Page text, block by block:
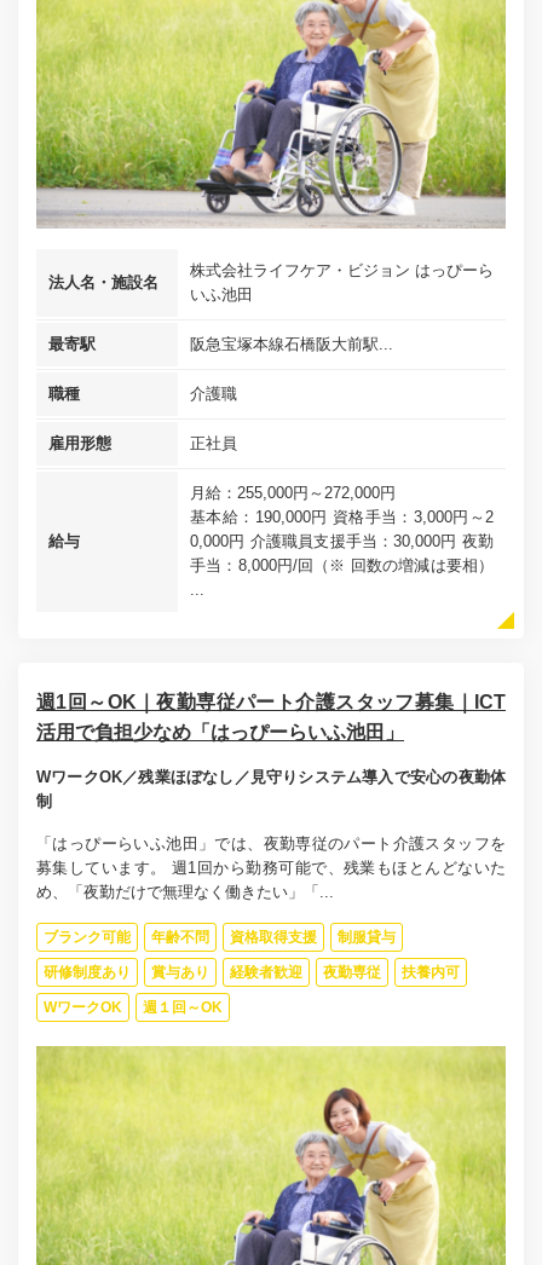
法人名・施設名
株式会社ライフケア・ビジョン はっぴーら
いふ池田
最寄駅 阪急宝塚本線石橋阪大前駅...
職種 介護職
雇用形態 正社員
給与
月給：255,000円～272,000円
基本給：190,000円 資格手当：3,000円～2
0,000円 介護職員支援手当：30,000円 夜勤
手当：8,000円/回（※ 回数の増減は要相）
週1回～OK｜夜勤専従パート介護スタッフ募集｜ICT
活用で負担少なめ「はっぴーらいふ池田」
WワークOK／残業ほぼなし／見守りシステム導入で安心の夜勤体
制
「はっぴーらいふ池田」では、夜勤専従のパート介護スタッフを
募集しています。 週1回から勤務可能で、残業もほとんどないた
め、「夜勤だけで無理なく働きたい」「...
ブランク可能 年齢不問 資格取得支援 制服貸与
研修制度あり 賞与あり 経験者歓迎 夜勤専従 扶養内可
WワークOK 週１回～OK